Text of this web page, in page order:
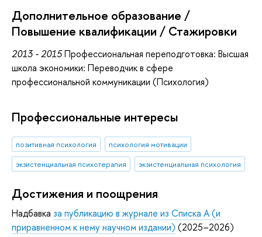
Дополнительное образование /
Повышение квалификации / Стажировки
2013 - 2015Профессиональная переподготовка: Высшая
школа экономики: Переводчик в сфере
профессиональной коммуникации (Психология)
Профессиональные интересы
позитивная психология
психология мотивации
экзистенциальная психотерапия
экзистенциальная психология
Достижения и поощрения
Надбавка за публикацию в журнале из Списка А (и
приравненном к нему научном издании) (2025–2026)